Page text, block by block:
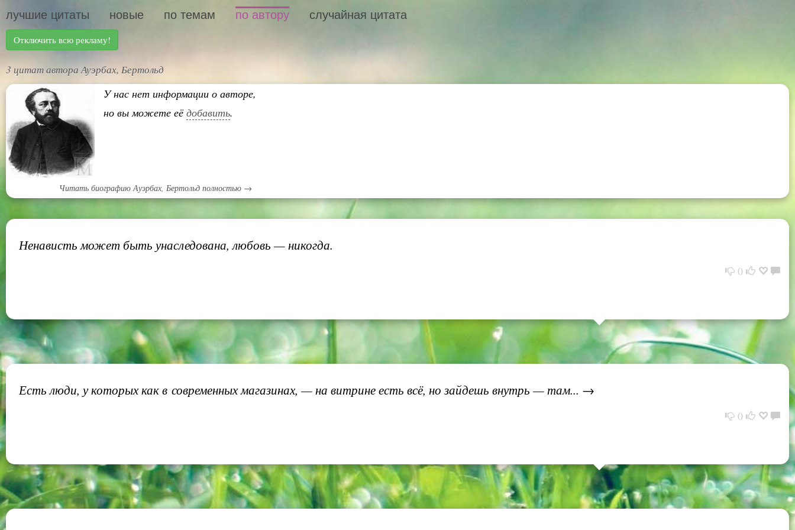
лучшие цитаты новые по темам по автору случайная цитата
Отключить всю рекламу!
3 цитат автора Ауэрбах, Бертольд
У нас нет информации о авторе,
но вы можете её добавить.
Читать биографию Ауэрбах, Бертольд полностью →
Ненависть может быть унаследована, любовь — никогда.
0
Есть люди, у которых как в современных магазинах, — на витрине есть всё, но зайдешь внутрь — там... →
0